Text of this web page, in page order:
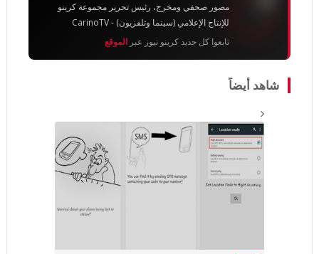
مصور صحفي ومخرج، رئيس تحرير مجموعة كرينو
للإنتاج الإعلامي (سينما وتلفزيون) - CarinoTV
تابعوا كل جديد كرينو نيوز عبر الموقع
شاهد أيضاً